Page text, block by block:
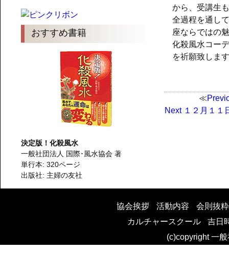
おすすめ書籍
決定版！化殺風水
一般社団法人 国際･風水協会 著
単行本: 320ページ
出版社: 主婦の友社
から、受講生
全過程を通し
座ならではの
化殺風水コー
を祈願致しま
投
ビ
ゲ
Next Next
１２月１１
協会挨拶 活動内容
会則抜粋
カルチャースクール
吉日
(c)copyright 一